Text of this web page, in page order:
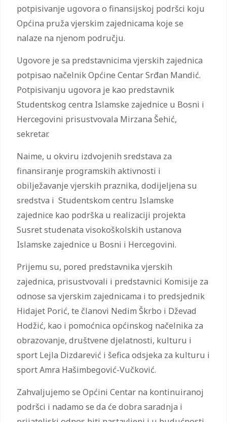
potpisivanje ugovora o finansijskoj podršci koju
Općina pruža vjerskim zajednicama koje se
nalaze na njenom području.
Ugovore je sa predstavnicima vjerskih zajednica
potpisao načelnik Općine Centar Srđan Mandić.
Potpisivanju ugovora je kao predstavnik
Studentskog centra Islamske zajednice u Bosni i
Hercegovini prisustvovala Mirzana Šehić,
sekretar.
Naime, u okviru izdvojenih sredstava za
finansiranje programskih aktivnosti i
obilježavanje vjerskih praznika, dodijeljena su
sredstva i Studentskom centru Islamske
zajednice kao podrška u realizaciji projekta
Susret studenata visokoškolskih ustanova
Islamske zajednice u Bosni i Hercegovini.
Prijemu su, pored predstavnika vjerskih
zajednica, prisustvovali i predstavnici Komisije za
odnose sa vjerskim zajednicama i to predsjednik
Hidajet Porić, te članovi Nedim Škrbo i Dževad
Hodžić, kao i pomoćnica općinskog načelnika za
obrazovanje, društvene djelatnosti, kulturu i
sport Lejla Dizdarević i šefica odsjeka za kulturu i
sport Amra Hašimbegović-Vučković.
Zahvaljujemo se Općini Centar na kontinuiranoj
podršci i nadamo se da će dobra saradnja i